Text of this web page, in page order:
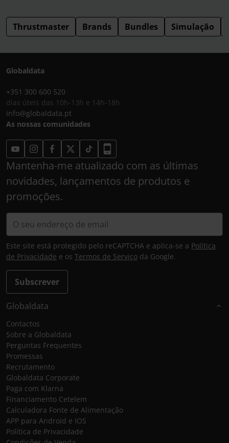
Thrustmaster Brands Bundles Simulação
Globaldata
+351 300 600 520
dias úteis das 10h-13h e 14h-18h
info@globaldata.pt
As nossas comunidades
Mantenha-me atualizado com as últimas
novidades, lançamentos de produtos e
promoções.
Subscrever
Este site está protegido pelo reCAPTCHA e aplica-se a Política
de Privacidade e os Termos de Serviço da Google.
Globaldata
Contactos
Sobre a Globaldata
Perguntas Frequentes
Promessas
Recrutamento
Globaldata Corporate
Paga com Klarna
Financiamento Cetelem
Calculadora Fonte de Alimentação
APP para Android e IOS
Política de Privacidade